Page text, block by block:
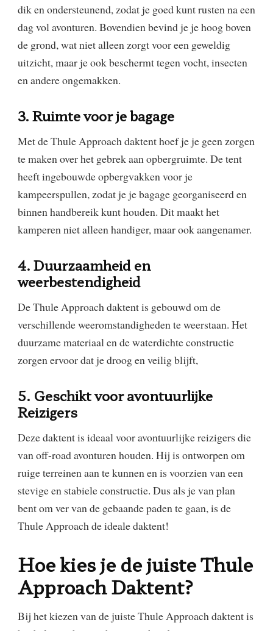
dik en ondersteunend, zodat je goed kunt rusten na een
dag vol avonturen. Bovendien bevind je je hoog boven
de grond, wat niet alleen zorgt voor een geweldig
uitzicht, maar je ook beschermt tegen vocht, insecten
en andere ongemakken.
3. Ruimte voor je bagage
Met de Thule Approach daktent hoef je je geen zorgen
te maken over het gebrek aan opbergruimte. De tent
heeft ingebouwde opbergvakken voor je
kampeerspullen, zodat je je bagage georganiseerd en
binnen handbereik kunt houden. Dit maakt het
kamperen niet alleen handiger, maar ook aangenamer.
4. Duurzaamheid en
weerbestendigheid
De Thule Approach daktent is gebouwd om de
verschillende weeromstandigheden te weerstaan. Het
duurzame materiaal en de waterdichte constructie
zorgen ervoor dat je droog en veilig blijft,
5. Geschikt voor avontuurlijke
Reizigers
Deze daktent is ideaal voor avontuurlijke reizigers die
van off-road avonturen houden. Hij is ontworpen om
ruige terreinen aan te kunnen en is voorzien van een
stevige en stabiele constructie. Dus als je van plan
bent om ver van de gebaande paden te gaan, is de
Thule Approach de ideale daktent!
Hoekies je dejuiste Thule
Approach Daktent?
Bij het kiezen van de juiste Thule Approach daktent is